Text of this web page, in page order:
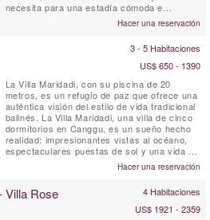
necesita para una estadía cómoda e
inolvidable. Bellamente diseñado por la
diseñadora francesa Peggy Bels, este es un
Bali. A pasos de restaurantes, tiendas y la
playa, los huéspedes pueden ...
Hacer una reservación
3 - 5 Habitaciones
US$ 650 - 1390
La Villa Maridadi, con su piscina de 20
metros, es un refugio de paz que ofrece una
auténtica visión del estilo de vida tradicional
balinés. La Villa Maridadi, una villa de cinco
dormitorios en Canggu, es un sueño hecho
realidad: impresionantes vistas al océano,
espectaculares puestas de sol y una vida de
lujo al aire libre entre vibrantes campos de
arroz verdes y palmeras susurrantes. La
de las playas de arena negra de Cemagi y
Hacer una reservación
Villa Rose 4 Habitaciones
US$ 1921 - 2359